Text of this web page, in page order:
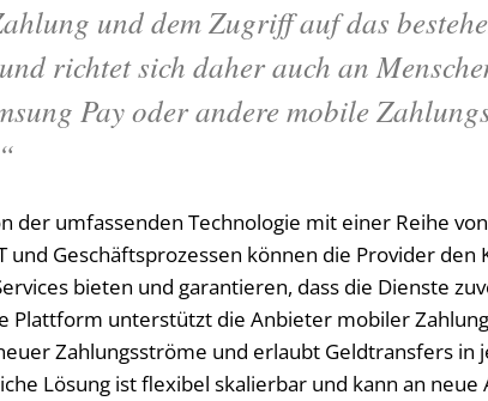
und dem Zugriff auf das
richtet sich daher auch an
Pay oder andere mobile
der umfassenden Technologie mit einer Reihe
und Geschäftsprozessen können die Provider den
bieten und garantieren, dass die Dienste
Plattform unterstützt die Anbieter mobiler
Zahlungsströme und erlaubt Geldtransfers in
Lösung ist flexibel skalierbar und kann an